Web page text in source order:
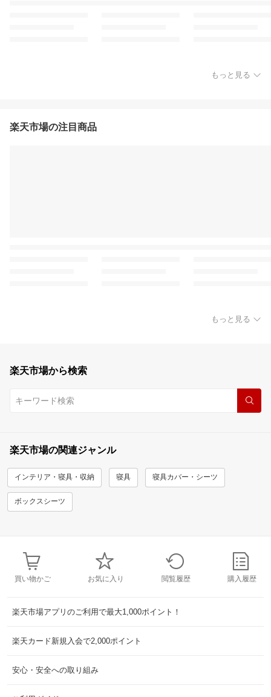
もっと見る
楽天市場の注目商品
もっと見る
楽天市場から検索
楽天市場の関連ジャンル
インテリア・寝具・収納 寝具 寝具カバー・シーツ
ボックスシーツ
買い物かご お気に入り 閲覧履歴 購入履歴
楽天市場アプリのご利用で最大1,000ポイント！
楽天カード新規入会で2,000ポイント
安心・安全への取り組み